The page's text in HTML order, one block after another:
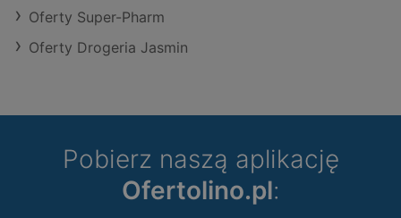
Oferty Super-Pharm
Oferty Drogeria Jasmin
Pobierz naszą aplikację
Ofertolino.pl: